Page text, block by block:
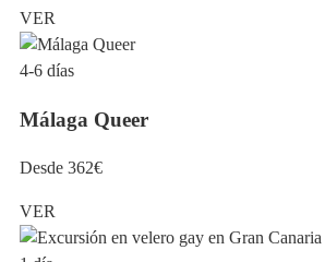
VER
4-6 días
Málaga Queer
Desde 362€
VER